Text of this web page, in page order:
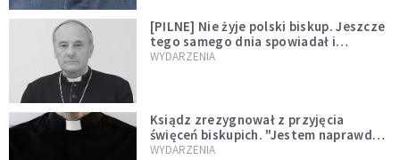
[PILNE] Nie żyje polski biskup. Jeszcze
tego samego dnia spowiadał i
sprawował Mszę świętą
WYDARZENIA
Ksiądz zrezygnował z przyjęcia
święceń biskupich. "Jestem naprawdę
niegodny"
WYDARZENIA